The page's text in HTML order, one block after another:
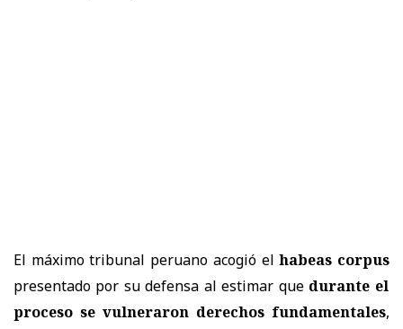
El máximo tribunal peruano acogió elhabeas corpus
presentado por su defensa al estimar que durante el
proceso se vulneraron derechos fundamentales,